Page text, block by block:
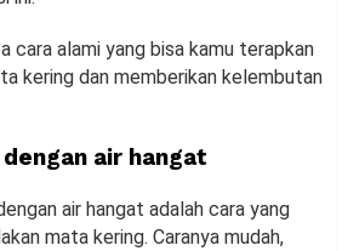
cara alami yang bisa kamu terapkan
kering dan memberikan kelembutan
air hangat
air hangat adalah cara yang
mata kering. Caranya mudah,